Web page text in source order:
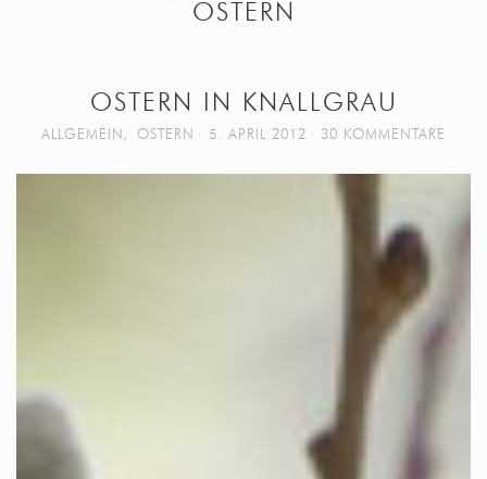
OSTERN
OSTERN IN KNALLGRAU
ALLGEMEIN , OSTERN 5. APRIL 2012 30 KOMMENTARE